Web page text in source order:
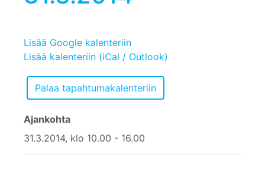
Lisää Google kalenteriin
Lisää kalenteriin (iCal / Outlook)
Ajankohta
31.3.2014, klo 10.00 - 16.00